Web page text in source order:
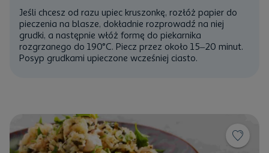
Jeśli chcesz od razu upiec kruszonkę, rozłóż papier do
pieczenia na blasze, dokładnie rozprowadź na niej
grudki, a następnie włóż formę do piekarnika
rozgrzanego do 190°C. Piecz przez około 15–20 minut.
Posyp grudkami upieczone wcześniej ciasto.